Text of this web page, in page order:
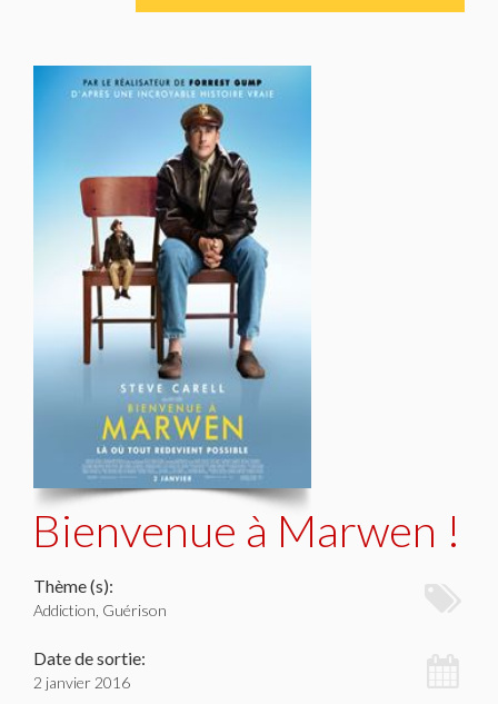
Bienvenue à Marwen !
Thème (s):
Addiction, Guérison
Date de sortie:
2 janvier 2016